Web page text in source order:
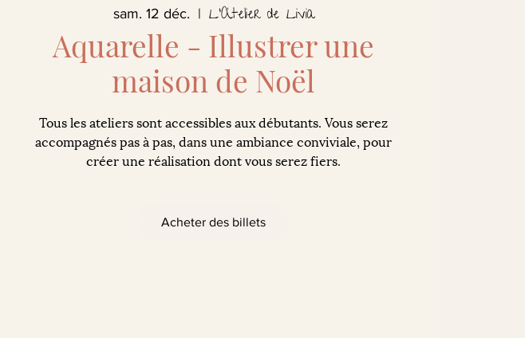
sam. 12 déc.
  |
L'Atelier de Livia
Aquarelle - Illustrer une
maison de Noël
Tous les ateliers sont accessibles aux débutants. Vous serez
accompagnés pas à pas, dans une ambiance conviviale, pour
créer une réalisation dont vous serez fiers.
Acheter des billets